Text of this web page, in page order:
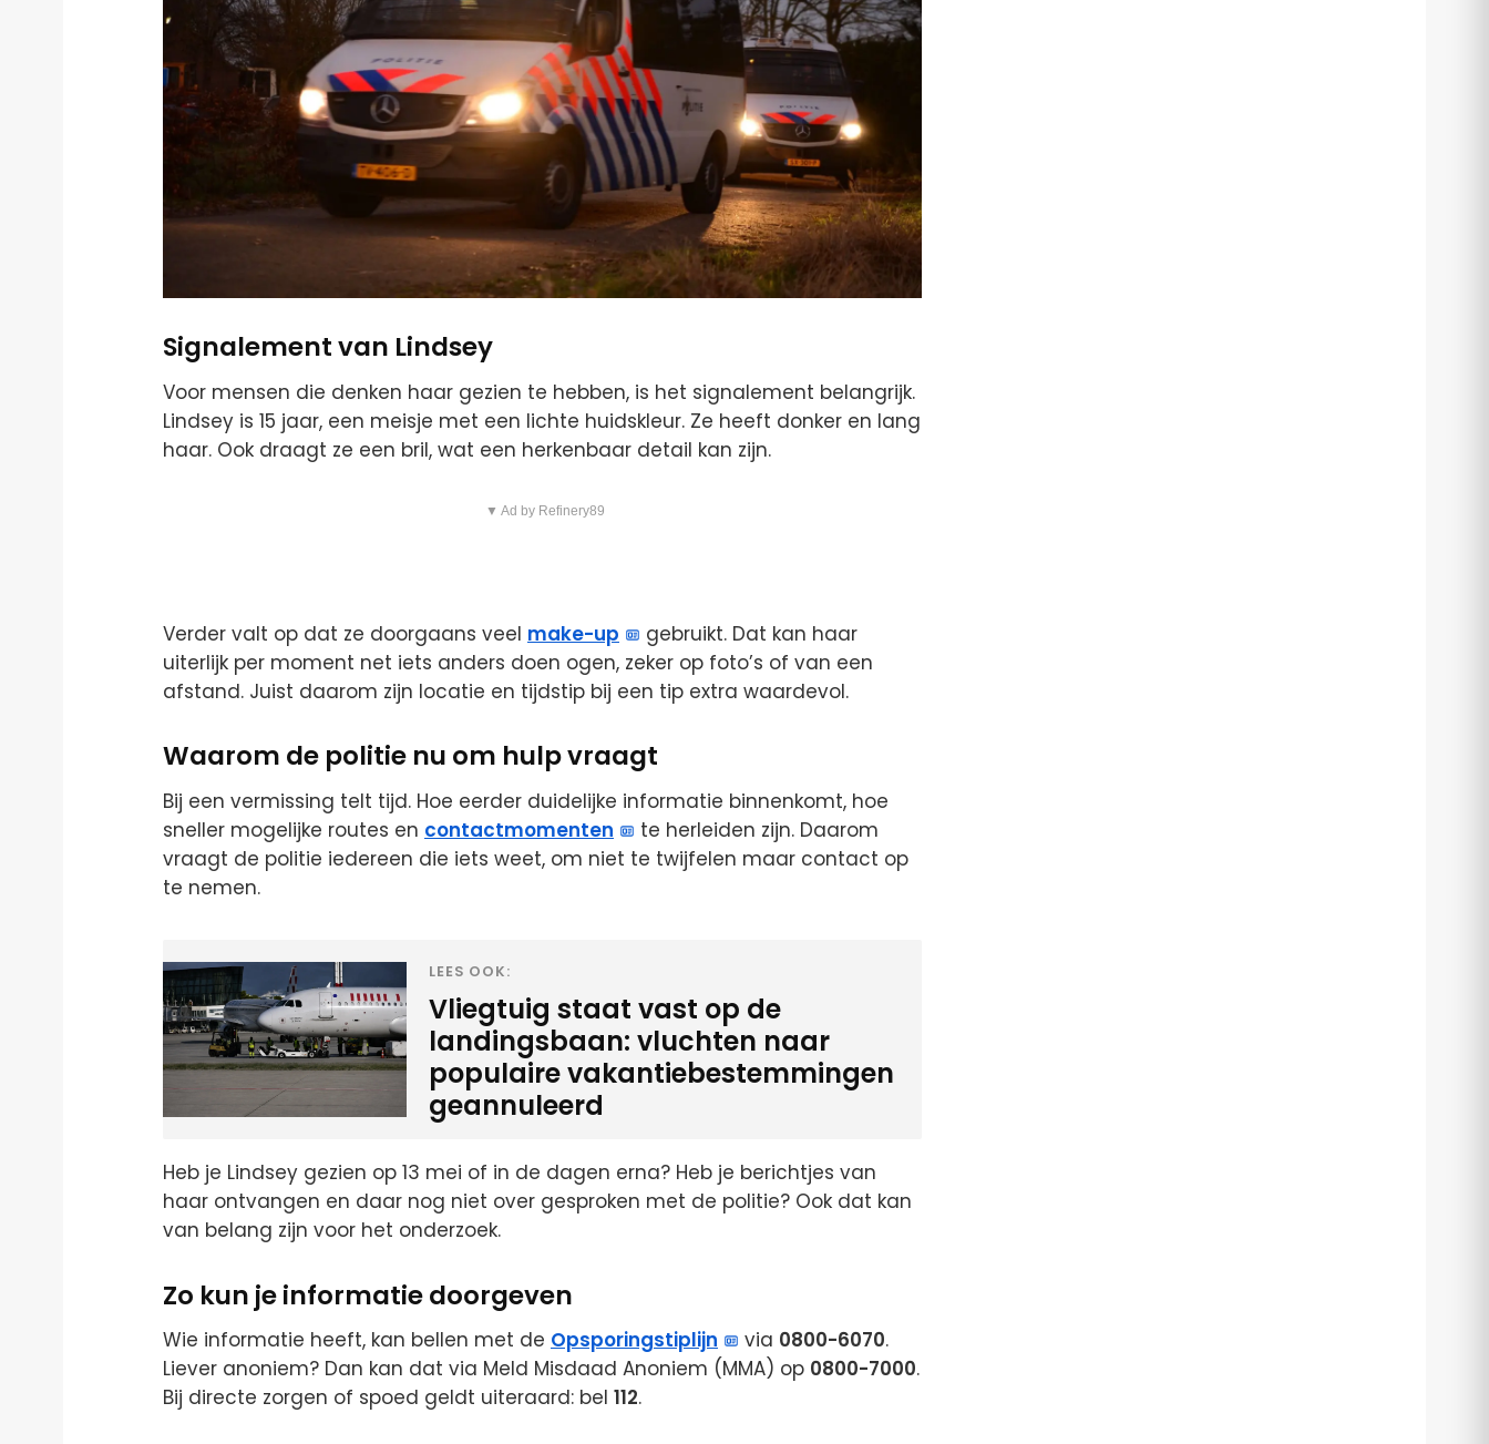
Signalement van Lindsey
Voor mensen die denken haar gezien te hebben, is het signalement belangrijk.
Lindsey is 15 jaar, een meisje met een lichte huidskleur. Ze heeft donker en lang
haar. Ook draagt ze een bril, wat een herkenbaar detail kan zijn.
▼ Ad by Refinery89
Verder valt op dat ze doorgaans veel make-up
gebruikt. Dat kan haar
uiterlijk per moment net iets anders doen ogen, zeker op foto’s of van een
afstand. Juist daarom zijn locatie en tijdstip bij een tip extra waardevol.
Waarom de politie nu om hulp vraagt
Bij een vermissing telt tijd. Hoe eerder duidelijke informatie binnenkomt, hoe
sneller mogelijke routes en contactmomenten
te herleiden zijn. Daarom
vraagt de politie iedereen die iets weet, om niet te twijfelen maar contact op
te nemen.
LEES OOK:
Vliegtuig staat vast op de
landingsbaan: vluchten naar
populaire vakantiebestemmingen
geannuleerd
Heb je Lindsey gezien op 13 mei of in de dagen erna? Heb je berichtjes van
haar ontvangen en daar nog niet over gesproken met de politie? Ook dat kan
van belang zijn voor het onderzoek.
Zo kun je informatie doorgeven
Wie informatie heeft, kan bellen met de Opsporingstiplijn via 0800-6070.
Liever anoniem? Dan kan dat via Meld Misdaad Anoniem (MMA) op 0800-7000.
Bij directe zorgen of spoed geldt uiteraard: bel 112.